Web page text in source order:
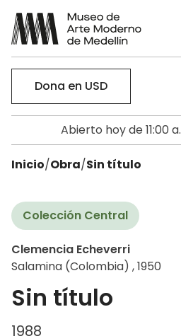
Dona en USD
Abierto hoy de 11:00
Inicio/Obra/Sin título
Colección Central
Clemencia Echeverri
Salamina (Colombia) , 1950
Sin título
1988